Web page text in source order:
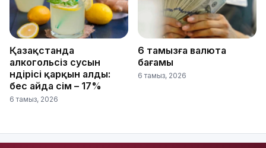
Қазақстанда
алкогольсіз сусын
өндірісі қарқын алды:
бес айда өсім – 17%
6 тамыз, 2026
6 тамызға валюта
бағамы
6 тамыз, 2026